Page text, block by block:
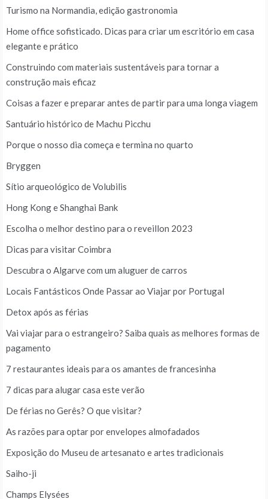
Turismo na Normandia, edição gastronomia
Home office sofisticado. Dicas para criar um escritório em casa
elegante e prático
Construindo com materiais sustentáveis para tornar a
construção mais eficaz
Coisas a fazer e preparar antes de partir para uma longa viagem
Santuário histórico de Machu Picchu
Porque o nosso dia começa e termina no quarto
Bryggen
Sítio arqueológico de Volubilis
Hong Kong e Shanghai Bank
Escolha o melhor destino para o reveillon 2023
Dicas para visitar Coimbra
Descubra o Algarve com um aluguer de carros
Locais Fantásticos Onde Passar ao Viajar por Portugal
Detox após as férias
Vai viajar para o estrangeiro? Saiba quais as melhores formas de
pagamento
7 restaurantes ideais para os amantes de francesinha
7 dicas para alugar casa este verão
De férias no Gerês? O que visitar?
As razões para optar por envelopes almofadados
Exposição do Museu de artesanato e artes tradicionais
Saiho-ji
Champs Elysées